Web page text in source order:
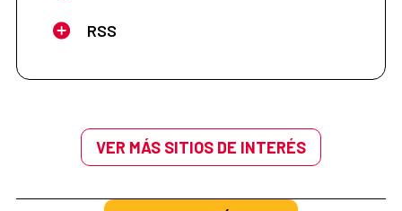
RSS
VER MÁS SITIOS DE INTERÉS